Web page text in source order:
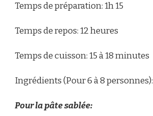
Temps de préparation: 1h 15
Temps de repos: 12 heures
Temps de cuisson: 15 à 18 minutes
Ingrédients (Pour 6 à 8 personnes):
Pour la pâte sablée: